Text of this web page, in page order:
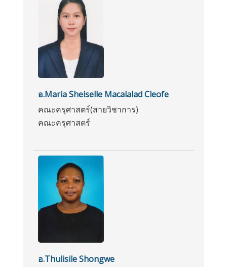
อ.Maria Sheiselle Macalalad Cleofe
คณะครุศาสตร์(สายวิชาการ)
คณะครุศาสตร์
อ.Thulisile Shongwe